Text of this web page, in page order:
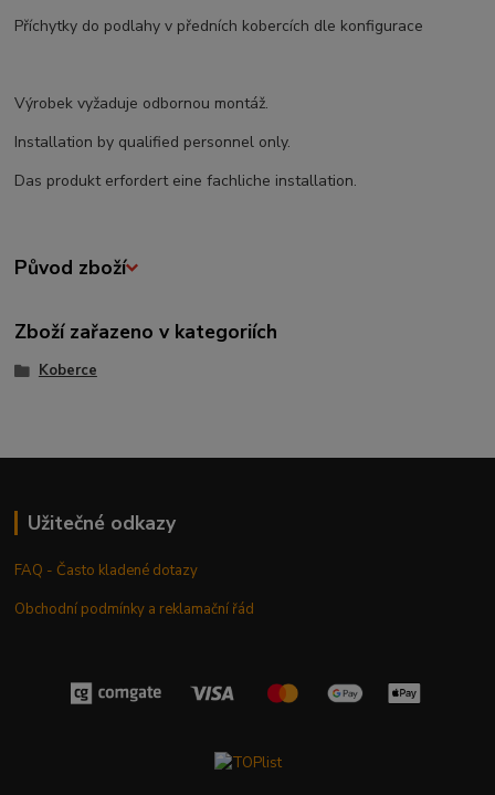
Příchytky do podlahy v předních kobercích dle konfigurace
Výrobek vyžaduje odbornou montáž.
Installation by qualified personnel only.
Das produkt erfordert eine fachliche installation.
Původ zboží
Zboží zařazeno v kategoriích
Koberce
Užitečné odkazy
FAQ - Často kladené dotazy
Obchodní podmínky a reklamační řád